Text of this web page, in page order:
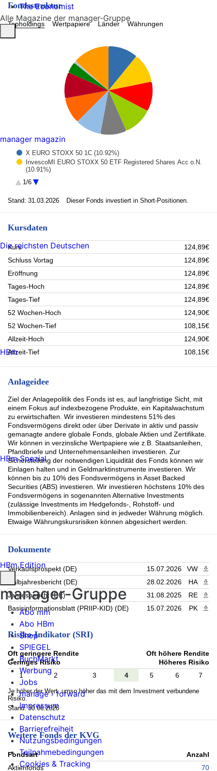
Fondsstruktur
Topholdings Wertpapiere Länder Währungen
X EURO STOXX 50 1C (10.92%)
InvescoMI EURO STOXX 50 ETF Registered Shares Acc o.N.
(10.91%)
HSBC EURO STOXX 50 UCITS ETF Registered Shares o.N.
(10.86%)
ISHARES S&P 500 SWAP UCITS ETF USD (9.62%)
INVESCO S 500 ACC IE00B3YCGJ38 (9.57%)
AMUNDI SP 500 UCITS ETF LU1681049018 (4.04%)
Cash USD 01 (0.87%)
Fällige CSSF Kosten (0.01%)
Rest (13.37%)
1/6
Stand: 31.03.2026 Dieser Fonds investiert in Short-Positionen.
Kursdaten
Kurs
124,89€
Schluss Vortag
124,89€
Eröffnung
124,89€
Tages-Hoch
124,89€
Tages-Tief
124,89€
52 Wochen-Hoch
124,90€
52 Wochen-Tief
108,15€
Allzeit-Hoch
124,90€
Allzeit-Tief
108,15€
Anlageidee
Ziel der Anlagepolitik des Fonds ist es, auf langfristige Sicht, mit
einem Fokus auf indexbezogene Produkte, ein Kapitalwachstum
zu erwirtschaften. Wir investieren mindestens 51% des
Fondsvermögens direkt oder über Derivate in aktiv und passiv
gemanagte andere globale Fonds, globale Aktien und Zertifikate.
Wir können in verzinsliche Wertpapiere wie z.B. Staatsanleihen,
Pfandbriefe und Unternehmensanleihen investieren. Zur
Sicherstellung der notwendigen Liquidität des Fonds können wir
Einlagen halten und in Geldmarktinstrumente investieren. Wir
können bis zu 10% des Fondsvermögens in Asset Backed
Securities (ABS) investieren. Wir investieren höchstens 10% des
Fondsvermögens in sogenannten Alternative Investments
(zulässige Investments im Hedgefonds-, Rohstoff- und
Immobilienbereich). Anlagen sind in jedweder Währung möglich.
Etwaige Währungskursrisiken können abgesichert werden.
Dokumente
Verkaufsprospekt (DE) 15.07.2026 VW
Halbjahresbericht (DE)
28.02.2026 HA
Jahresbericht (DE)
31.08.2025 RE
Basisinformationsblatt (PRIIP-KID) (DE)
15.07.2026 PK
Risiko-Indikator (SRI)
Oft geringere Rendite
Geringes Risiko
Oft höhere Rendite
Höheres Risiko
1
2 3 4 5 6 7
Je höher der Wert, umso höher das mit dem Investment verbundene
Risiko.
Stand: 30.06.2026
Weitere Fonds der KVG
Fondsart
Anzahl
Aktienfonds
70
The Economist
Alle Magazine der manager-Gruppe
manager magazin
Die reichsten Deutschen
HBm
HBm Spezial
HBm Edition
manager-Gruppe
Abo mm
Abo HBm
Shop
SPIEGEL
BuchMarkt
Werbung
Jobs
manage › forward
Impressum
Datenschutz
Barrierefreiheit
Nutzungsbedingungen
Teilnahmebedingungen
Cookies & Tracking